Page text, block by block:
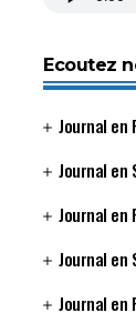
Ecoutez
Journal en
Journal en
Journal en
Journal en
Journal en